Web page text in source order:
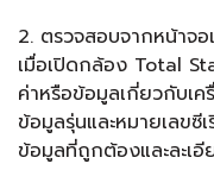
2. ตรวจสอบจากหน้าจ
เมื่อเปิดกล้อง Total
ค่าหรือข้อมูลเกี่ยวกับเ
ข้อมูลรุ่นและหมายเลขซี
ข้อมูลที่ถูกต้องและละเ